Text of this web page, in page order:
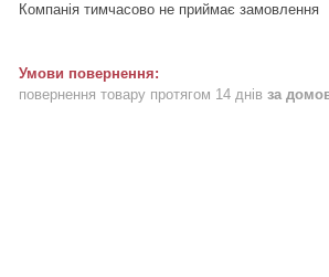
Компанія тимчасово не приймає замовлення
повернення товару протягом 14 днів за